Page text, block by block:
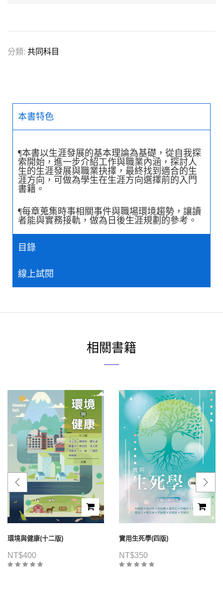
分類: 共同科目
本書特色
¶本書以生涯發展的基本理論為基礎，從自我探
索開始，進一步介紹工作與職業內涵，探討人
生的生涯發展與職業抉擇，最終找到適合的生
涯方向，可做為學生在生涯方向選擇前的入門
書籍。
¶每章蒐集時事相關事件與職場環境趨勢，讓讀
者能與實務接軌，做為日後生涯規劃的參考。
目錄
線上試閱
相關書籍
環境與健康(十二版)
NT$400
實用生死學(四版)
NT$350